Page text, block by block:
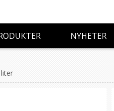
NYHETER